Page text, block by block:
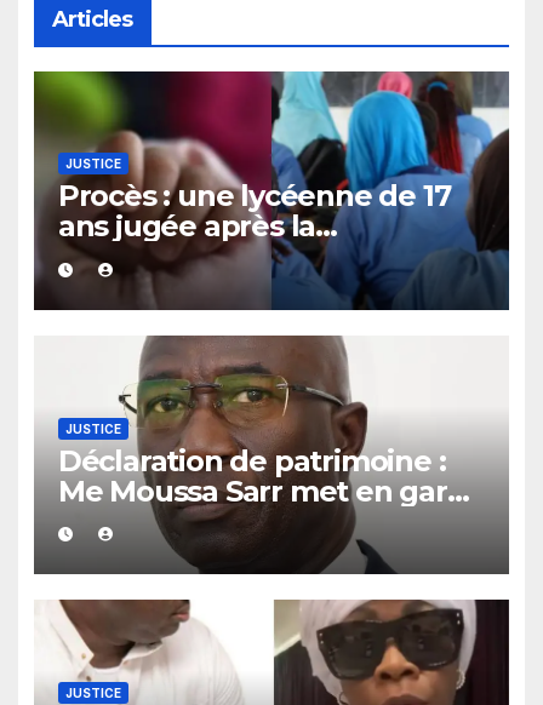
Articles
JUSTICE
Procès : une lycéenne de 17
ans jugée après la
découverte d’un bébé caché
sous un lit
JUSTICE
Déclaration de patrimoine :
Me Moussa Sarr met en garde
les récalcitrants
JUSTICE